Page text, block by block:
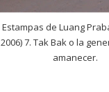
Estampas de Luang
2006) 7. Tak Bak o la
amanecer.